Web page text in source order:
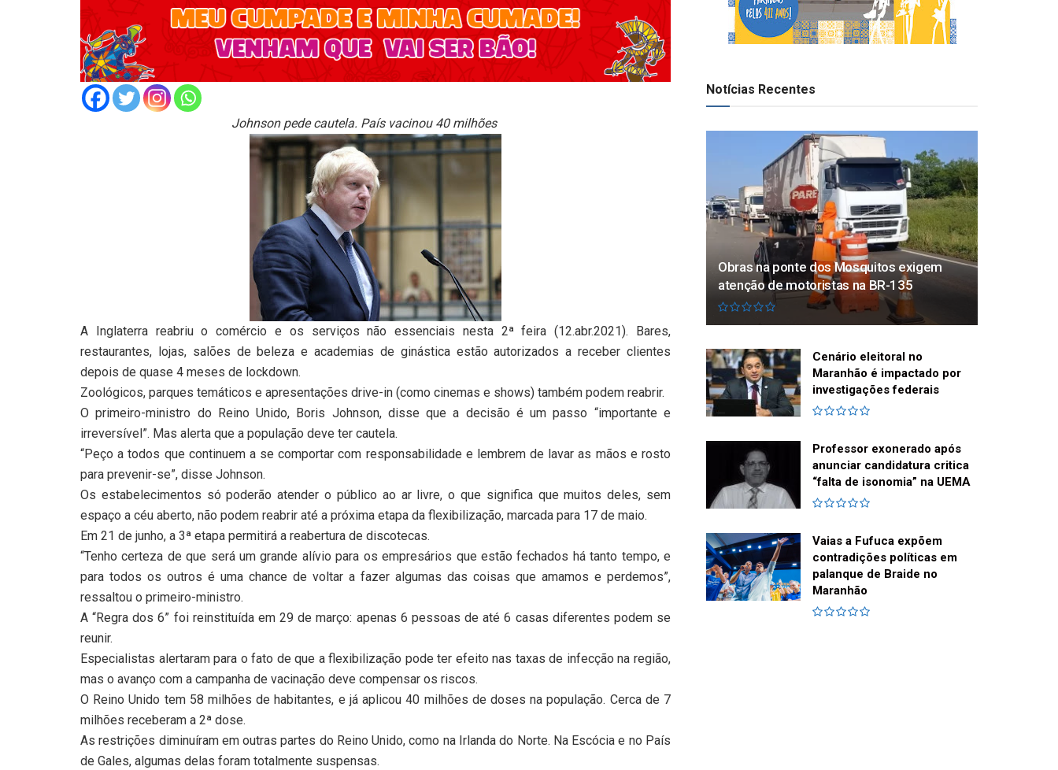
Johnson pede cautela. País vacinou 40 milhões
A Inglaterra reabriu o comércio e os serviços não essenciais nesta 2ª feira (12.abr.2021). Bares,
restaurantes, lojas, salões de beleza e academias de ginástica estão autorizados a receber clientes
depois de quase 4 meses de lockdown.
Zoológicos, parques temáticos e apresentações drive-in (como cinemas e shows) também podem reabrir.
O primeiro-ministro do Reino Unido, Boris Johnson, disse que a decisão é um passo “importante e
irreversível”. Mas alerta que a população deve ter cautela.
“Peço a todos que continuem a se comportar com responsabilidade e lembrem de lavar as mãos e rosto
para prevenir-se”, disse Johnson.
Os estabelecimentos só poderão atender o público ao ar livre, o que significa que muitos deles, sem
espaço a céu aberto, não podem reabrir até a próxima etapa da flexibilização, marcada para 17 de maio.
Em 21 de junho, a 3ª etapa permitirá a reabertura de discotecas.
“Tenho certeza de que será um grande alívio para os empresários que estão fechados há tanto tempo, e
para todos os outros é uma chance de voltar a fazer algumas das coisas que amamos e perdemos”,
ressaltou o primeiro-ministro.
A “Regra dos 6” foi reinstituída em 29 de março: apenas 6 pessoas de até 6 casas diferentes podem se
reunir.
Especialistas alertaram para o fato de que a flexibilização pode ter efeito nas taxas de infecção na região,
mas o avanço com a campanha de vacinação deve compensar os riscos.
O Reino Unido tem 58 milhões de habitantes, e já aplicou 40 milhões de doses na população. Cerca de 7
milhões receberam a 2ª dose.
As restrições diminuíram em outras partes do Reino Unido, como na Irlanda do Norte. Na Escócia e no País
de Gales, algumas delas foram totalmente suspensas.
Notícias Recentes
Obras na ponte dos Mosquitos exigem
atenção de motoristas na BR-135
Cenário eleitoral no
Maranhão é impactado por
investigações federais
Professor exonerado após
anunciar candidatura critica
“falta de isonomia” na UEMA
Vaias a Fufuca expõem
contradições políticas em
palanque de Braide no
Maranhão